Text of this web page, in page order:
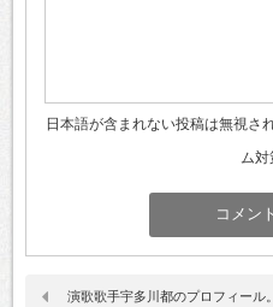
日本語が含まれない投稿は無視さ
ム対
演歌歌手宇多川都のプロフィール